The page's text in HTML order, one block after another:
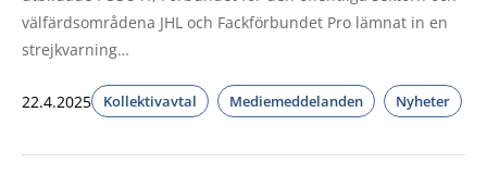
välfärdsområdena JHL och Fackförbundet Pro lämnat in en
strejkvarning…
22.4.2025 Kollektivavtal Mediemeddelanden Nyheter